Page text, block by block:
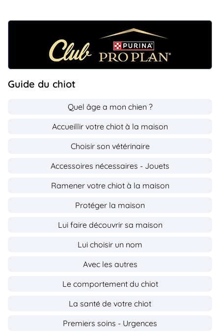
Guide du chiot
Quel âge a mon chien ?
Accueillir votre chiot à la maison
Choisir son vétérinaire
Accessoires nécessaires - Jouets
Ramener votre chiot à la maison
Protéger la maison
Lui faire découvrir sa maison
Lui choisir un nom
Avec les autres
Le comportement du chiot
La santé de votre chiot
Premiers soins - Urgences